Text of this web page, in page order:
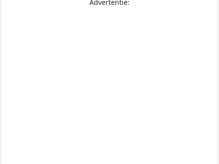
Advertentie: